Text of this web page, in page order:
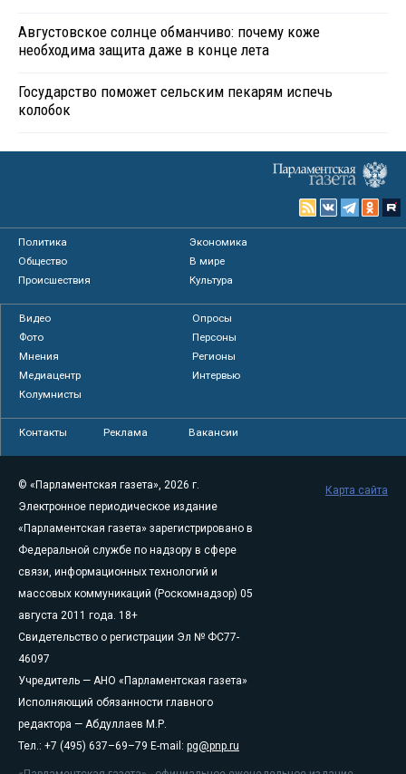
Августовское солнце обманчиво: почему коже
необходима защита даже в конце лета
Государство поможет сельским пекарям испечь
колобок
Политика
Экономика
Общество
В мире
Происшествия
Культура
Видео
Опросы
Фото
Персоны
Мнения
Регионы
Медиацентр
Интервью
Колумнисты
Контакты Реклама Вакансии
© «Парламентская газета», 2026 г.
Электронное периодическое издание
«Парламентская газета» зарегистрировано в
Федеральной службе по надзору в сфере
связи, информационных технологий и
массовых коммуникаций (Роскомнадзор) 05
августа 2011 года. 18+
Свидетельство о регистрации Эл № ФС77-
46097
Учредитель — АНО «Парламентская газета»
Исполняющий обязанности главного
редактора — Абдуллаев М.Р.
Тел.: +7 (495) 637–69–79 E-mail: pg@pnp.ru
Карта сайта